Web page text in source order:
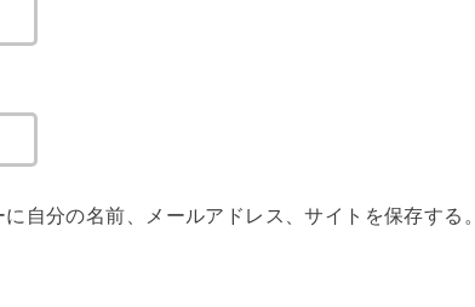
自分の名前、メールアドレス、サイトを保存する。